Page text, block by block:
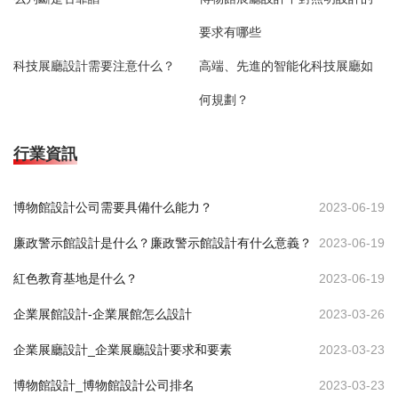
要求有哪些
科技展廳設計需要注意什么？ 高端、先進的智能化科技展廳如
何規劃？
行業資訊
博物館設計公司需要具備什么能力？ 2023-06-19
廉政警示館設計是什么？廉政警示館設計有什么意義？ 2023-06-19
紅色教育基地是什么？ 2023-06-19
企業展館設計-企業展館怎么設計 2023-03-26
企業展廳設計_企業展廳設計要求和要素 2023-03-23
博物館設計_博物館設計公司排名 2023-03-23